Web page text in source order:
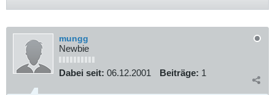
mungg
Newbie
Dabei seit: 06.12.2001 Beiträge: 1